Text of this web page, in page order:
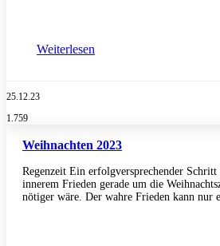
Weiterlesen
25.12.23
1.759
Weihnachten 2023
Regenzeit Ein erfolgversprechender
innerem Frieden gerade um die
nötiger wäre. Der wahre Frieden kann nur